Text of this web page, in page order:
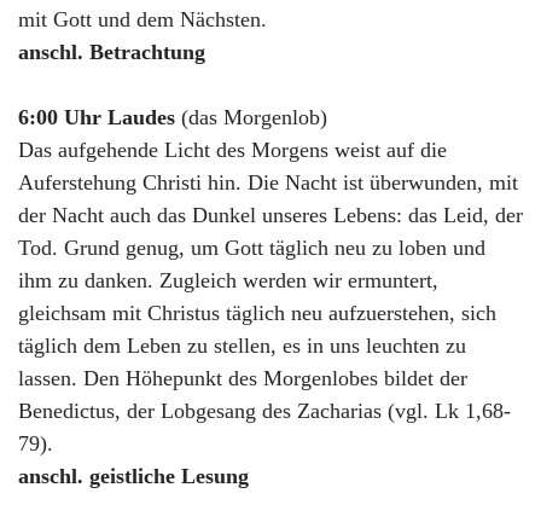
mit Gott und dem Nächsten.
anschl. Betrachtung
6:00 Uhr Laudes (das Morgenlob)
Das aufgehende Licht des Morgens weist auf die
Auferstehung Christi hin. Die Nacht ist überwunden, mit
der Nacht auch das Dunkel unseres Lebens: das Leid, der
Tod. Grund genug, um Gott täglich neu zu loben und
ihm zu danken. Zugleich werden wir ermuntert,
gleichsam mit Christus täglich neu aufzuerstehen, sich
täglich dem Leben zu stellen, es in uns leuchten zu
lassen. Den Höhepunkt des Morgenlobes bildet der
Benedictus, der Lobgesang des Zacharias (vgl. Lk 1,68-
79).
anschl. geistliche Lesung